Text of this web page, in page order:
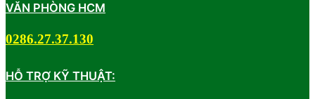
VĂN PHÒNG HCM
0286.27.37.130
HỖ TRỢ KỸ THUẬT: